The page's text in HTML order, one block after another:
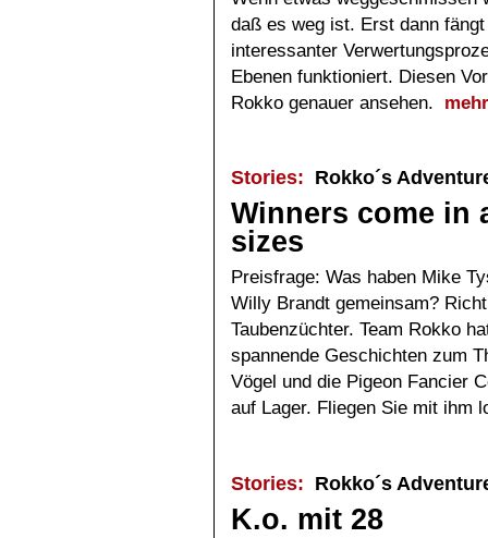
daß es weg ist. Erst dann
interessanter
Ebenen funktioniert. Diesen
Rokko genauer ansehen.
mehr
Stories: Rokko´s
Winners come in
sizes
Preisfrage: Was haben Mike
Willy Brandt gemeinsam?
Taubenzüchter. Team Rokko
spannende Geschichten zum
Vögel und die Pigeon Fancier
auf Lager. Fliegen Sie mit ihm
Stories: Rokko´s
K.o. mit 28